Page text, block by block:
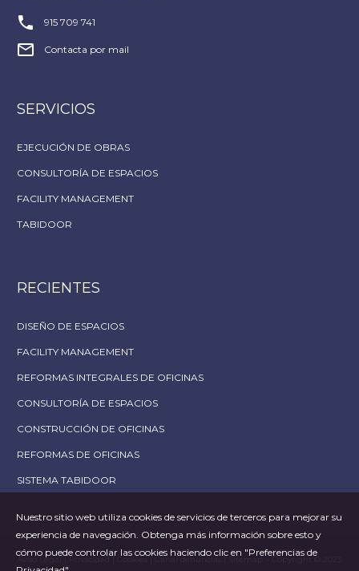

 915 709 741

 Contacta por mail
SERVICIOS
EJECUCIÓN DE OBRAS
CONSULTORÍA DE ESPACIOS
FACILITY MANAGEMENT
TABIDOOR
RECIENTES
DISEÑO DE ESPACIOS
FACILITY MANAGEMENT
REFORMAS INTEGRALES DE OFICINAS
CONSULTORÍA DE ESPACIOS
CONSTRUCCIÓN DE OFICINAS
REFORMAS DE OFICINAS
SISTEMA TABIDOOR
Aviso Legal
Nuestro sitio web utiliza cookies de servicios de terceros para mejorar su
experiencia de navegación. Obtenga más información sobre esto y
cómo puede controlar las cookies haciendo clic en "Preferencias de